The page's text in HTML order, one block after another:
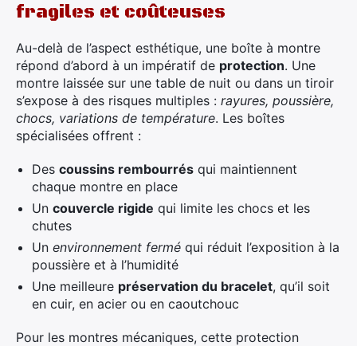
fragiles et coûteuses
Au-delà de l’aspect esthétique, une boîte à montre
répond d’abord à un impératif de protection. Une
montre laissée sur une table de nuit ou dans un tiroir
s’expose à des risques multiples : rayures, poussière,
chocs, variations de température. Les boîtes
spécialisées offrent :
Des coussins rembourrés qui maintiennent
chaque montre en place
Un couvercle rigide qui limite les chocs et les
chutes
Un environnement fermé qui réduit l’exposition à la
poussière et à l’humidité
Une meilleure préservation du bracelet, qu’il soit
en cuir, en acier ou en caoutchouc
Pour les montres mécaniques, cette protection